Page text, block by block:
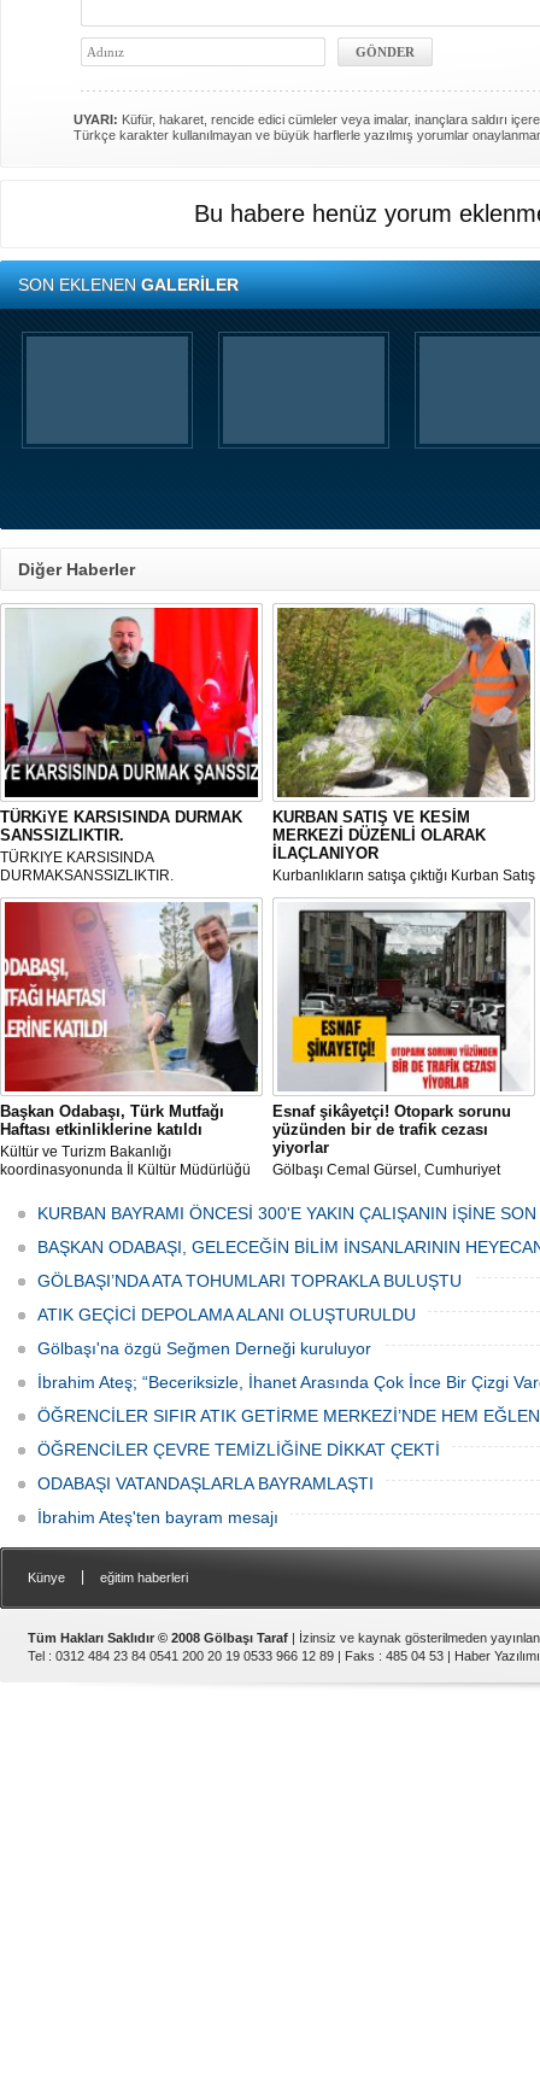
UYARI: Küfür, hakaret, rencide edici cümleler veya imalar, inançlara saldırı
Türkçe karakter kullanılmayan ve büyük harflerle yazılmış yorumlar
Bu habere henüz yorum
SON EKLENENGALERİLER
Diğer Haberler
TÜRKiYE KARSISINDA DURMAK
SANSSIZLIKTIR.
TÜRKIYE KARSISINDA
DURMAKSANSSIZLIKTIR.
KURBAN SATIŞ VE KESİM
MERKEZİ DÜZENLİ OLARAK
İLAÇLANIYOR
Kurbanlıkların satışa çıktığı Kurban Satış
ve Kesim Merkezi, haşere ve
mikropların önüne geçilmesi amacıyla
her gün Gölbaşı Belediyesi ekipleri
tarafından düzenli olarak ilaçlanıyor.
Başkan Odabaşı, Türk Mutfağı
Haftası etkinliklerine katıldı
Kültür ve Turizm Bakanlığı
koordinasyonunda İl Kültür Müdürlüğü
Haftası" etkinlikleri Ankara'da devam
ediyor.
Esnaf şikâyetçi! Otopark sorunu
yüzünden bir de trafik cezası
yiyorlar
Gölbaşı Cemal Gürsel, Cumhuriyet
bulunan esnaf ve alışverişe gelen
vatandaşlar park cezaları yüzünden
canından bezdi.
KURBAN BAYRAMI ÖNCESİ 300'E YAKIN ÇALIŞANIN İŞİNE
BAŞKAN ODABAŞI, GELECEĞİN BİLİM İNSANLARININ
GÖLBAŞI’NDA ATA TOHUMLARI TOPRAKLA BULUŞTU
ATIK GEÇİCİ DEPOLAMA ALANI OLUŞTURULDU
Gölbaşı'na özgü Seğmen Derneği kuruluyor
İbrahim Ateş; “Beceriksizle, İhanet Arasında Çok İnce Bir Çizgi
ÖĞRENCİLER SIFIR ATIK GETİRME MERKEZİ’NDE HEM
ÖĞRENCİLER ÇEVRE TEMİZLİĞİNE DİKKAT ÇEKTİ
ODABAŞI VATANDAŞLARLA BAYRAMLAŞTI
İbrahim Ateş'ten bayram mesajı
Künye eğitim haberleri
Tüm Hakları Saklıdır © 2008 Gölbaşı Taraf | İzinsiz ve kaynak gösterilmeden
Tel : 0312 484 23 84 0541 200 20 19 0533 966 12 89 | Faks : 485 04 53 | Haber Yazılımı